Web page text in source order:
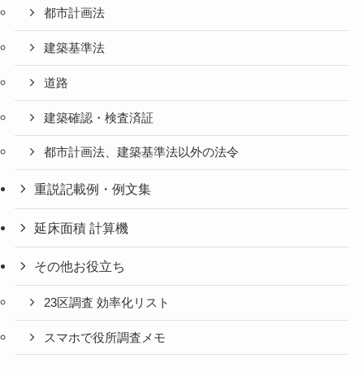
都市計画法
建築基準法
道路
建築確認・検査済証
都市計画法、建築基準法以外の法令
重説記載例・例文集
延床面積 計算機
その他お役立ち
23区調査 効率化リスト
スマホで役所調査メモ